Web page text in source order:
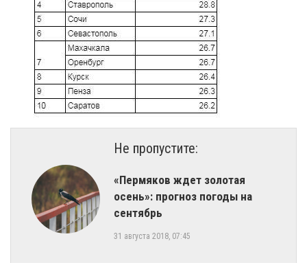
Не пропустите:
«Пермяков ждет золотая
осень»: прогноз погоды на
сентябрь
31 августа 2018, 07:45